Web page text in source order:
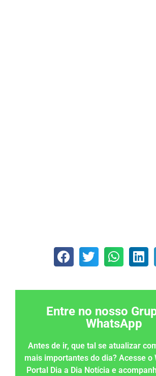
Entre no nosso
WhatsApp
Antes de ir, que tal se atualizar
mais importantes do dia? Acesse o
Portal Dia a Dia Notícia e